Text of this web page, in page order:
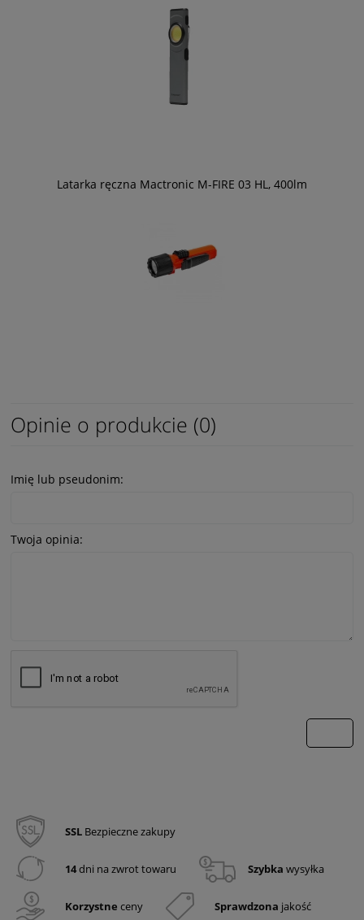
Latarka ręczna Mactronic M-FIRE 03 HL, 400lm
Opinie o produkcie (0)
Imię lub pseudonim:
Twoja opinia:
SSL Bezpieczne zakupy
14dni na zwrot towaru Szybka wysyłka
Korzystne ceny Sprawdzona jakość